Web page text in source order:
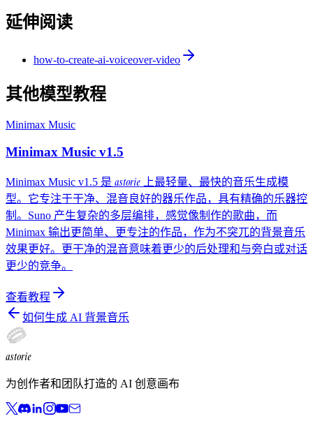
延伸阅读
how-to-create-ai-voiceover-video
其他模型教程
Minimax Music
Minimax Music v1.5
Minimax Music v1.5 是 astorie 上最轻量、最快的音乐生成模
型。它专注于干净、混音良好的器乐作品，具有精确的乐器控
制。Suno 产生复杂的多层编排，感觉像制作的歌曲，而
Minimax 输出更简单、更专注的作品，作为不突兀的背景音乐
效果更好。更干净的混音意味着更少的后处理和与旁白或对话
更少的竞争。
查看教程
如何生成 AI 背景音乐
astorie
为创作者和团队打造的 AI 创意画布